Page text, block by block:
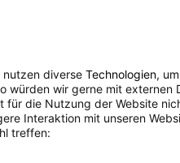
nutzen diverse Technologien,
würden wir gerne mit externen
für die Nutzung der Website
Interaktion mit unseren
treffen: